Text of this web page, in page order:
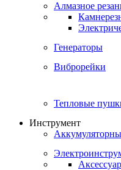
Алмазное
Генераторы
Виброрейки
Тепловые
Инструмент